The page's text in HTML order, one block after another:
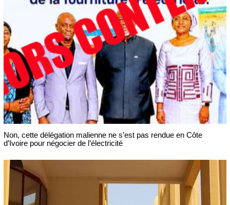
Non, cette délégation malienne ne s’est pas rendue en Côte
d’Ivoire pour négocier de l’électricité